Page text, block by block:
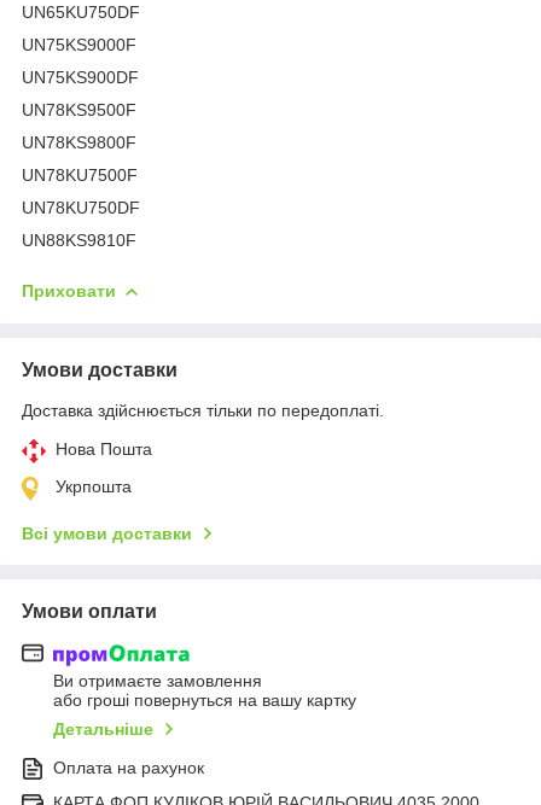
UN65KU750DF
UN75KS9000F
UN75KS900DF
UN78KS9500F
UN78KS9800F
UN78KU7500F
UN78KU750DF
UN88KS9810F
Приховати
Умови доставки
Доставка здійснюється тільки по передоплаті.
Нова Пошта
Укрпошта
Всі умови доставки
Умови оплати
Ви отримаєте замовлення
або гроші повернуться на вашу картку
Детальніше
Оплата на рахунок